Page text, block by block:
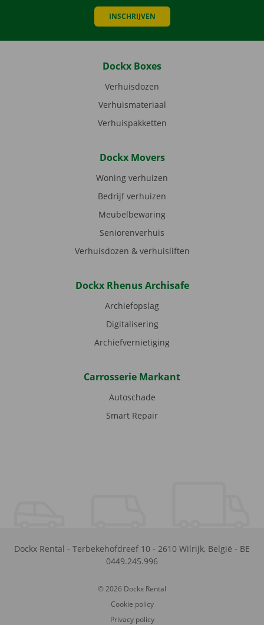
INSCHRIJVEN
Dockx Boxes
Verhuisdozen
Verhuismateriaal
Verhuispakketten
Dockx Movers
Woning verhuizen
Bedrijf verhuizen
Meubelbewaring
Seniorenverhuis
Verhuisdozen & verhuisliften
Dockx Rhenus Archisafe
Archiefopslag
Digitalisering
Archiefvernietiging
Carrosserie Markant
Autoschade
Smart Repair
Dockx Rental - Terbekehofdreef 10 - 2610 Wilrijk, België - BE
0449.245.996
© 2026 Dockx Rental
Cookie policy
Privacy policy